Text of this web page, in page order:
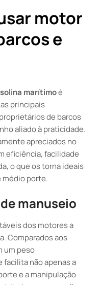
motor
e
marítimoé
principais
de barcos
aliado à praticidade.
apreciados no
eficiência, facilidade
o que os torna ideais
médio porte.
manuseio
dos motores a
Comparados aos
um peso
não apenas a
e a manipulação